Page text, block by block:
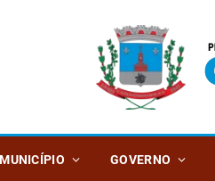
MUNICÍPIO GOVERNO